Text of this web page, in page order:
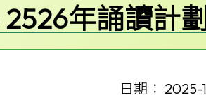
2526年誦讀計
日期： 2025-